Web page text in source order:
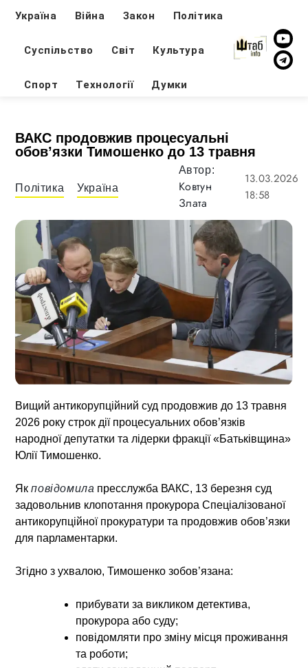
Україна Війна Закон Політика
Суспільство Світ Культура
Спорт Технології Думки
ВАКС продовжив процесуальні
обов’язки Тимошенко до 13 травня
Політика Україна
Автор:
Ковтун
Злата
13.03.2026
18:58
Вищий антикорупційний суд продовжив до 13 травня
2026 року строк дії процесуальних обов’язків
народної депутатки та лідерки фракції «Батьківщина»
Юлії Тимошенко.
Якповідомила пресслужба ВАКС, 13 березня суд
задовольнив клопотання прокурора Спеціалізованої
антикорупційної прокуратури та продовжив обов’язки
для парламентарки.
Згідно з ухвалою, Тимошенко зобов’язана:
прибувати за викликом детектива,
прокурора або суду;
повідомляти про зміну місця проживання
та роботи;